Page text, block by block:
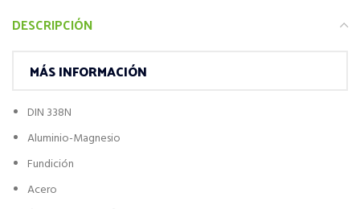
DESCRIPCIÓN
MÁS INFORMACIÓN
DIN 338N
Aluminio-Magnesio
Fundición
Acero